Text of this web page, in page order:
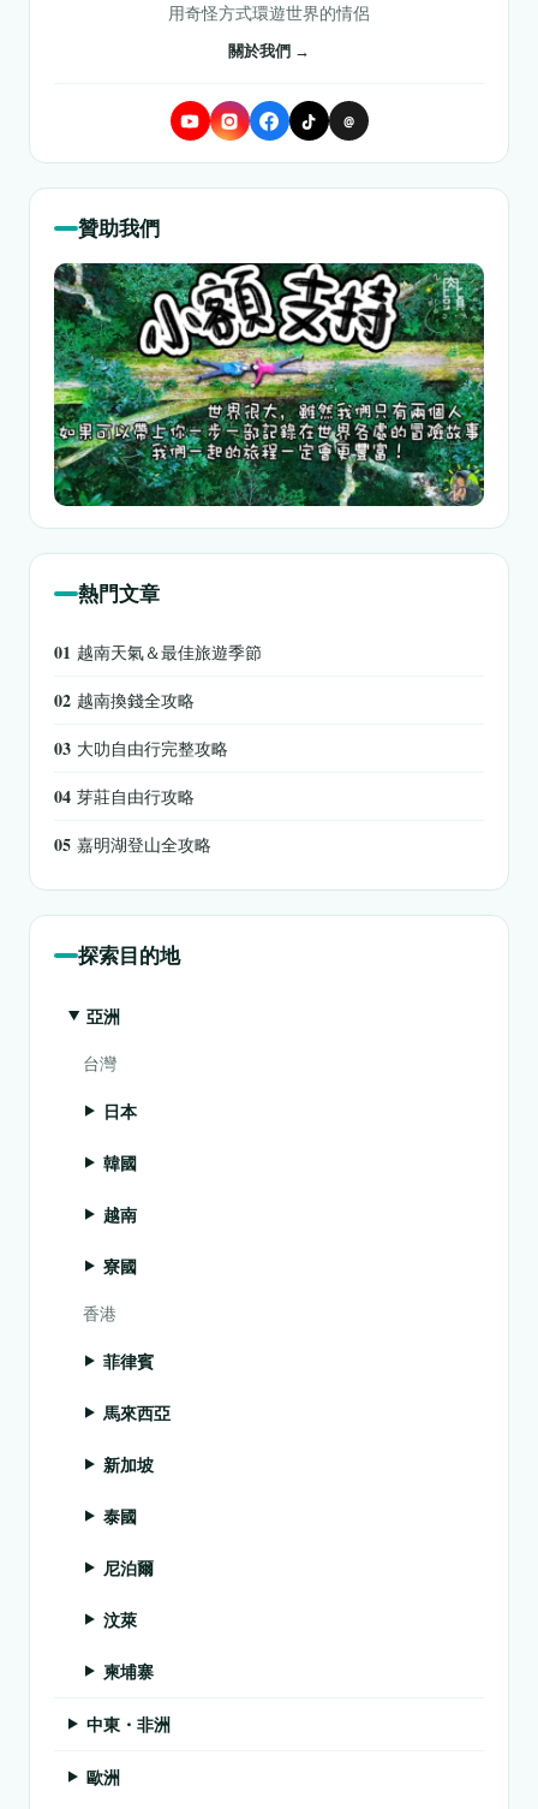
用奇怪方式環遊世界的情侶
關於我們 →
@
贊助我們
熱門文章
01 越南天氣＆最佳旅遊季節
02 越南換錢全攻略
03 大叻自由行完整攻略
04 芽莊自由行攻略
05 嘉明湖登山全攻略
探索目的地
亞洲
台灣
日本
韓國
越南
寮國
香港
菲律賓
馬來西亞
新加坡
泰國
尼泊爾
汶萊
柬埔寨
中東・非洲
歐洲